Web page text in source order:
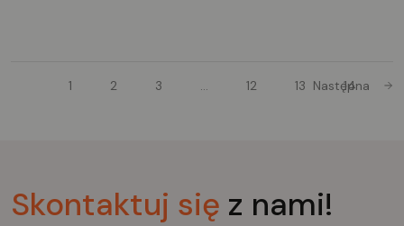
1 2 3 … 12 13 14
Następna
Skontaktuj się z nami!